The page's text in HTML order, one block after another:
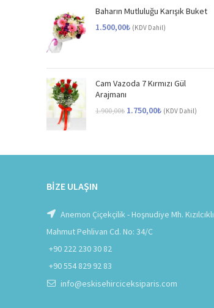
Baharın Mutluluğu Karışık Buket
1.500,00₺ (KDV Dahil)
Cam Vazoda 7 Kırmızı Gül
Arajmanı
1.900,00₺ Orijinal
1.750,00₺Şu(KDV Dahil)
BIZE ULAŞIN
Anemon Çiçekçilik - Hoşnudiye Mh. Kızılcıklı
Mahmut Pehlivan Cd. No: 34/C
+90 222 230 30 82
+90 554 829 92 83
info@eskisehirciceksiparis.com